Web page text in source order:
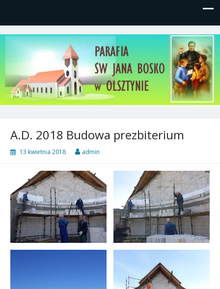
Parafia św, Jana Bosko w
Olsztynie
Gutkowo, ul. Żółkiewskiego 1
A.D. 2018 Budowa prezbiterium
13 kwietnia 2018 admin